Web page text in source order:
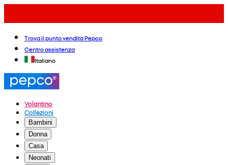
Trova il punto vendita Pepco
Centro assistenza
Italiano
Volantino
Collezioni
Bambini
Donna
Casa
Neonati